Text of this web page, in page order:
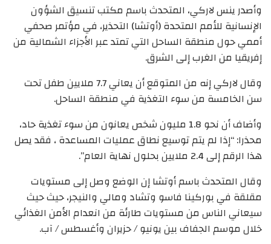
وأصدر ينس لاركي، المتحدث باسم مكتب تنسيق الشؤون
الإنسانية للأمم المتحدة (أوتشا) التحذير، في مؤتمر صحفي
أممي حول منطقة الساحل التي تمتد عبر الأجزاء الشمالية من
إفريقيا من الغرب إلى الشرق.
وقال لاركي إنه من المتوقع أن يعاني 7.7 ملايين طفل تحت
سن الخامسة من سوء التغذية في منطقة الساحل.
وأضاف أن نحو 1.8 مليون شخص يعانون من سوء تغذية حاد،
محذرا: “إذا لم يتم توسيع نطاق عمليات المساعدة ، فقد يصل
هذا الرقم إلى 2.4 ملايين بحلول نهاية العام”.
وقال المتحدث باسم أوتشا إن الوضع وصل إلى مستويات
مقلقة في بوركينا فاسو وتشاد ومالي والنيجر، حيث حيث
سيعاني الناس من مستويات طارئة من انعدام الأمن الغذائي
خلال موسم الجفاف بين يونيو / حزيران وأغسطس / آب.